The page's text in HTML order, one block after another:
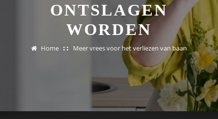
ONTSLAGEN
WORDEN
Home Meer vrees voor het verliezen van baan